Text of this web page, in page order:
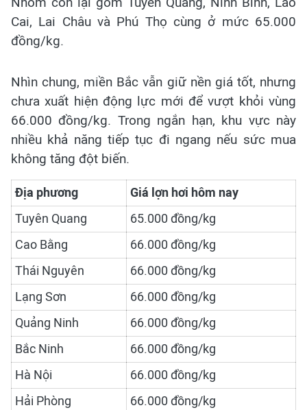
Cai, Lai Châu và Phú Thọ cùng ở mức 65.000
đồng/kg.
Nhìn chung, miền Bắc vẫn giữ nền giá tốt, nhưng
chưa xuất hiện động lực mới để vượt khỏi vùng
66.000 đồng/kg. Trong ngắn hạn, khu vực này
nhiều khả năng tiếp tục đi ngang nếu sức mua
không tăng đột biến.
Địa phương
Giá lợn hơi hôm nay
Tuyên Quang
65.000 đồng/kg
Cao Bằng
66.000 đồng/kg
Thái Nguyên
66.000 đồng/kg
Lạng Sơn
66.000 đồng/kg
Quảng Ninh
66.000 đồng/kg
Bắc Ninh
66.000 đồng/kg
Hà Nội
66.000 đồng/kg
Hải Phòng
66.000 đồng/kg